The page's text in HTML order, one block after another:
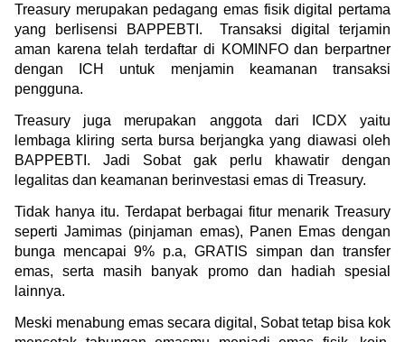
Treasury merupakan pedagang emas fisik digital pertama
yang berlisensi BAPPEBTI.  Transaksi digital terjamin
aman karena telah terdaftar di KOMINFO dan berpartner
dengan ICH untuk menjamin keamanan transaksi
pengguna.
Treasury juga merupakan anggota dari ICDX yaitu
lembaga kliring serta bursa berjangka yang diawasi oleh
BAPPEBTI. Jadi Sobat gak perlu khawatir dengan
legalitas dan keamanan berinvestasi emas di Treasury.
Tidak hanya itu. Terdapat berbagai fitur menarik Treasury
seperti Jamimas (pinjaman emas), Panen Emas dengan
bunga mencapai 9% p.a, GRATIS simpan dan transfer
emas, serta masih banyak promo dan hadiah spesial
lainnya.
Meski menabung emas secara digital, Sobat tetap bisa kok